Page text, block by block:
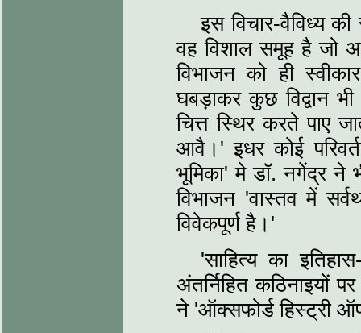
इस विचार-वैविध्‍य की
वह विशाल समूह है जो
विभाजन को ही
घबड़ाकर कुछ विद्वान
चित्त स्थिर करते पाए
आवै।' इधर कोई
भूमिका' मे डॉ. नगेंद्र ने
विभाजन 'वास्‍तव में
विवेकपूर्ण है।'
'साहित्‍य का
अंतर्निहित कठिनाइयों
ने 'ऑक्‍सफोर्ड हिस्‍ट्री